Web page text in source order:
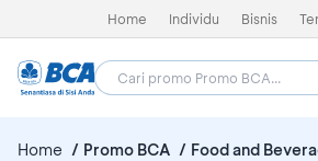
Home Individu Bisnis
Home Promo BCA Food and